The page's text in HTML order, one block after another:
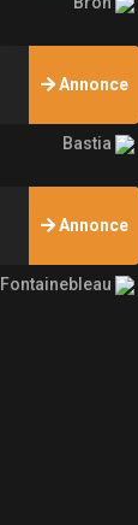
Annonce
Bastia
Annonce
Fontainebleau